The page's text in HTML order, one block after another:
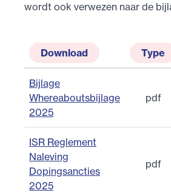
wordt ook verwezen naar de
Download Type
Bijlage
Whereaboutsbijlage
2025
pdf
ISR Reglement
Naleving
Dopingsancties
2025
pdf